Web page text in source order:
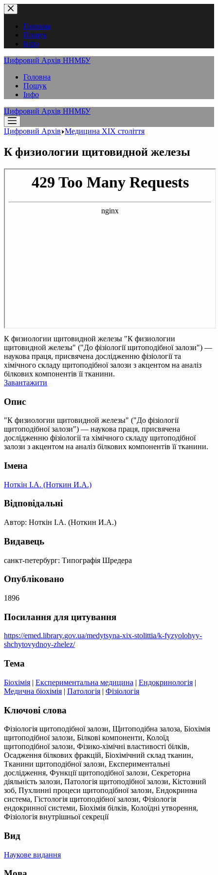
Перейти
до
вмістуГоловна
Пошук
Інфо
Цифровий Архів ННМБУ
Головна
Пошук
Інфо
Цифровий Архів ННМБУ
Цифровий Архів Медицина XІX століття
К физиологии щитовидной железы
К физиологии щитовидной железы "К физиологии
щитовидной железы" ("До фізіології щитоподібної залози") —
наукова праця, присвячена дослідженню фізіології та
хімічного складу щитоподібної залози з акцентом на аналіз
білкових компонентів її тканини.
Завантажити
Опис
"К физиологии щитовидной железы" ("До фізіології
щитоподібної залози") — наукова праця, присвячена
дослідженню фізіології та хімічного складу щитоподібної
залози з акцентом на аналіз білкових компонентів її тканини.
Імена
Ноткін І.А. (Ноткин И.А.)
Відповідальні
Автор: Ноткін І.А. (Ноткин И.А.)
Видавець
санкт-петербург: Типографія Шредера
Опубліковано
1896
Посилання для цитування
https://emed.library.gov.ua/medytsyna-xix-stolittia/k-fyzyolohyy-
shchytovydnoy-zhelez/
Тема
Біохімія | Експериментальна медицина | Ендокринологія |
Медична біохімія | Патологія | Фізіологія
Ключові слова
Фізіологія щитоподібної залози, Щитоподібна залоза, Біохімія
щитоподібної залози, Білкові компоненти, Колоїд
щитоподібної залози, Фізико-хімічні властивості білків,
Осадження білкових фракцій, Біохімічний склад тканин,
Тканини щитоподібної залози, Експериментальні
дослідження, Функції щитоподібної залози, Секреторна
діяльність залози, Патологія щитоподібної залози, Кістозний
зоб, Пухлинні процеси щитоподібної залози, Ендокринна
система, Гістологія щитоподібної залози, Фізіологія
ендокринної системи, Біохімія білків, Колоїдні утворення,
Фізіологія внутрішньої секреції
Вид
Наукове видання